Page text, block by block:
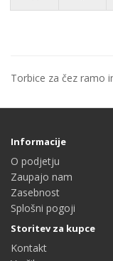
Torbice za čez ramo
Informacije
O podjetju
Zaupajo nam
Zasebnost
Splošni pogoji
Storitev za kupce
Kontakt